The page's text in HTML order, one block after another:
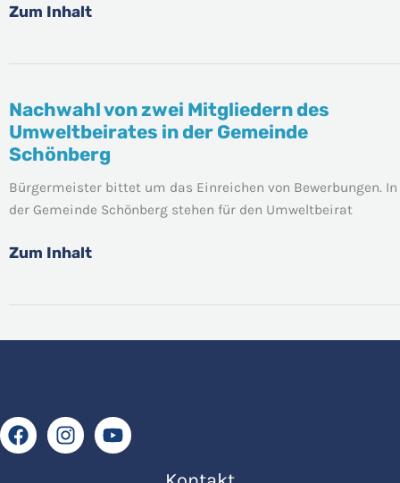
Zum Inhalt
Nachwahl von zwei Mitgliedern des
Umweltbeirates in der Gemeinde
Schönberg
Bürgermeister bittet um das Einreichen von Bewerbungen. In
der Gemeinde Schönberg stehen für den Umweltbeirat
Nachwahl
von
zwei
des
Umweltbeirates
in
der
Schönberg
Zum Inhalt